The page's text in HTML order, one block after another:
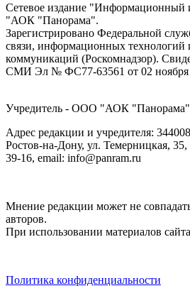
Сетевое издание "Информационный
"АОК "Панорама".
Зарегистрировано Федеральной
связи, информационных технологий
коммуникаций (Роскомнадзор).
СМИ Эл № ФС77-63561 от 02 ноября
Учредитель - ООО "АОК
Адрес редакции и учредителя:
Ростов-на-Дону, ул. Темерницкая,
39-16, email: info@panram.ru
Мнение редакции может не
авторов.
При использовании материалов
Политика конфиденциальности